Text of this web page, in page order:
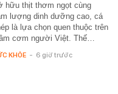
hữu thịt thơm ngọt cùng
lượng dinh dưỡng cao, cá
là lựa chọn quen thuộc trên
cơm người Việt. Thế…
KHỎE - 6 giờ trước